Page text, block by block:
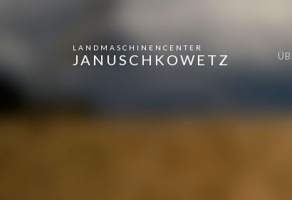
LANDMASCHINENCENTER
JANUSCHKOWETZ